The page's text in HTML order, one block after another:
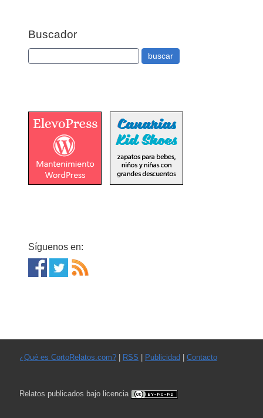
Buscador
Síguenos en:
¿Qué es CortoRelatos.com?| RSS Publicidad Contacto
Relatos publicados bajo licencia